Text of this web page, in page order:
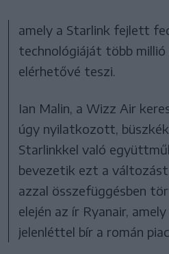
amely a Starlink fejlett
technológiáját több millió
elérhetővé teszi.
Ian Malin, a Wizz Air
úgy nyilatkozott,
Starlinkkel való
bevezetik ezt a
azzal összefüggésben
elején az ír Ryanair,
jelenléttel bír a román